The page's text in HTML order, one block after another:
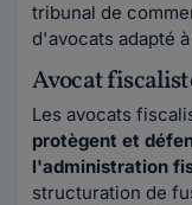
tribunal de
d'avocats adapté
Avocat
Les avocats
protègent et
l'administration
structuration de